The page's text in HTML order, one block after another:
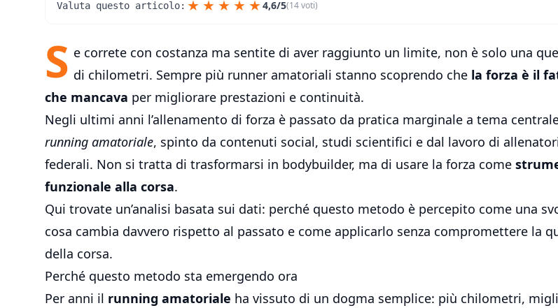
Valuta questo articolo: ★ ★ ★ ★ ★4,6/5(14 voti)
S e correte con costanza ma sentite di aver raggiunto un limite, non è solo una
di chilometri. Sempre più runner amatoriali stanno scoprendo che la forza è il
che mancava per migliorare prestazioni e continuità.
Negli ultimi anni l’allenamento di forza è passato da pratica marginale a tema
running amatoriale, spinto da contenuti social, studi scientifici e dal lavoro di
federali. Non si tratta di trasformarsi in bodybuilder, ma di usare la forza come
funzionale alla corsa.
Qui trovate un’analisi basata sui dati: perché questo metodo è percepito come una
cosa cambia davvero rispetto al passato e come applicarlo senza compromettere la
della corsa.
Perché questo metodo sta emergendo ora
Per anni il running amatoriale ha vissuto di un dogma semplice: più chilometri,